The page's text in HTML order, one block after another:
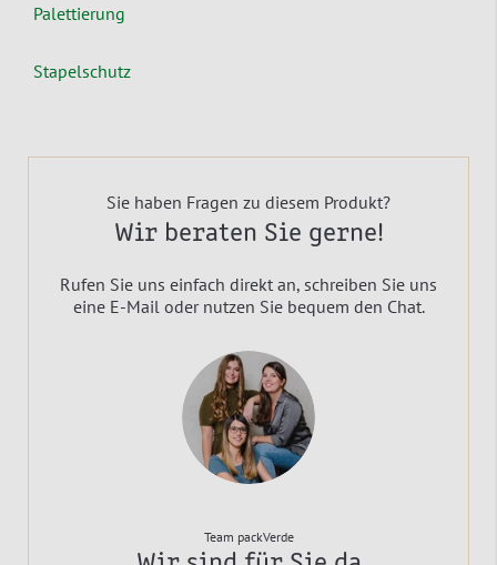
Palettierung
Stapelschutz
Sie haben Fragen zu diesem Produkt?
Wir beraten Sie gerne!
Rufen Sie uns einfach direkt an, schreiben Sie uns
eine E-Mail oder nutzen Sie bequem den Chat.
Team packVerde